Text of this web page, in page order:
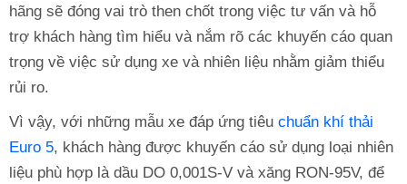
hãng sẽ đóng vai trò then chốt trong việc tư vấn và hỗ
trợ khách hàng tìm hiểu và nắm rõ các khuyến cáo quan
trọng về việc sử dụng xe và nhiên liệu nhằm giảm thiểu
rủi ro.
Vì vậy, với những mẫu xe đáp ứng tiêu chuẩn khí thải
Euro 5, khách hàng được khuyến cáo sử dụng loại nhiên
liệu phù hợp là dầu DO 0,001S-V và xăng RON-95V, để